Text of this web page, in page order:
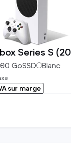
Series S
GoSSD Blanc
sur marge